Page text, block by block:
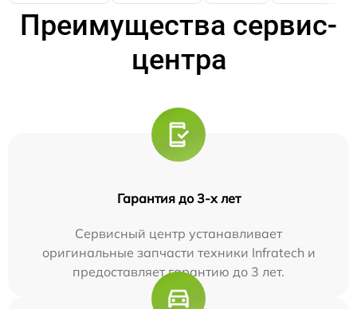
Преимущества сервис-
центра
Гарантия до 3-х лет
Сервисный центр устанавливает
оригинальные запчасти техники Infratech и
предоставляет гарантию до 3 лет.